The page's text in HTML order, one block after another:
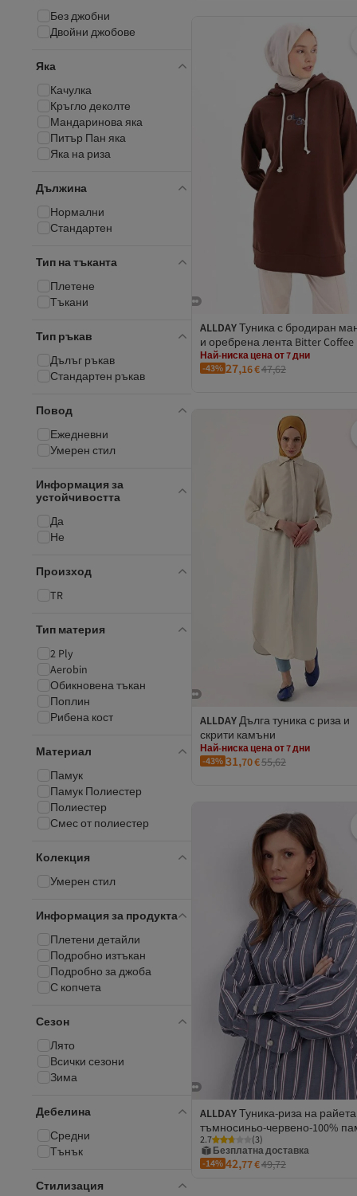
ALLDAYТуника с бродиран
и оребрена лента Bitter Coffee
Най-ниска цена от 7 дни
Безплатна доставка
2 евро отстъпка за 5+ артикула
-43% 27,16€47,62
ALLDAYДълга туника с риза и
скрити камъни
Най-ниска цена от 7 дни
Безплатна доставка
2 евро отстъпка за 5+ артикула
-43% 31,70€55,62
ALLDAYТуника-риза на
тъмносиньо-червено-100%
2.7 (3)
Безплатна доставка
Купон за 1 EUR
2 евро отстъпка за 5+ артикула
-14% 42,77€49,72
Без джобни
Двойни джобове
Яка
Качулка
Кръгло деколте
Мандаринова яка
Питър Пан яка
Яка на риза
Дължина
Нормални
Стандартен
Тип на тъканта
Плетене
Тъкани
Тип ръкав
Дълъг ръкав
Стандартен ръкав
Повод
Ежедневни
Умерен стил
Информация за
устойчивостта
Да
Не
Произход
TR
Тип материя
2 Ply
Aerobin
Обикновена тъкан
Поплин
Рибена кост
Материал
Памук
Памук Полиестер
Полиестер
Смес от полиестер
Колекция
Умерен стил
Информация за продукта
Плетени детайли
Подробно изтъкан
Подробно за джоба
С копчета
Сезон
Лято
Всички сезони
Зима
Дебелина
Средни
Тънък
Стилизация